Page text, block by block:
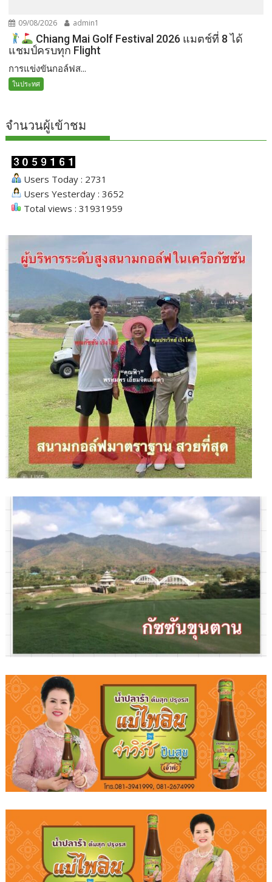
09/08/2026 admin1
Chiang Mai Golf Festival 2026 แมตช์ที่ 8 ได้
แชมป์ครบทุก Flight
การแข่งขันกอล์ฟส...
ในประทศ
จำนวนผู้เข้าชม
Users Today : 2731
Users Yesterday : 3652
Total views : 31931959